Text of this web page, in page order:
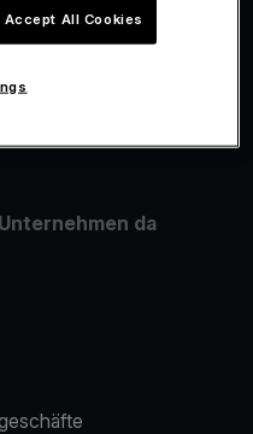
da
Accept All Cookies